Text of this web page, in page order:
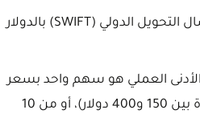
لإرسال التحويل الدولي (SWIFT) بالدولار
الأدنى العملي هو سهم واحد بسعر
السوق الحالي (يتراوح عادة بين 150 و400 دولار)، أو من 10